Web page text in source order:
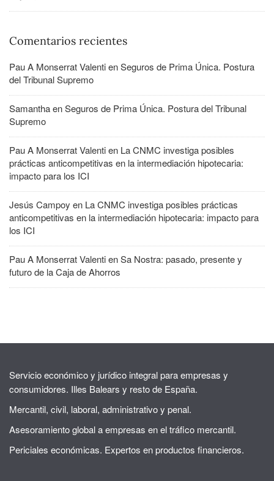
Comentarios recientes
Pau A Monserrat ValentienSeguros de Prima Única. Postura
del Tribunal Supremo
SamanthaenSeguros de Prima Única. Postura del Tribunal
Supremo
Pau A Monserrat Valentien La CNMC investiga posibles
prácticas anticompetitivas en la intermediación hipotecaria:
impacto para los ICI
Jesús Campoy en La CNMC investiga posibles prácticas
anticompetitivas en la intermediación hipotecaria: impacto para
los ICI
Pau A Monserrat ValentienSa Nostra: pasado, presente y
futuro de la Caja de Ahorros
Servicio económico y jurídico integral para empresas y
consumidores. Illes Balears y resto de España.
Mercantil, civil, laboral, administrativo y penal.
Asesoramiento global a empresas en el tráfico mercantil.
Periciales económicas. Expertos en productos financieros.